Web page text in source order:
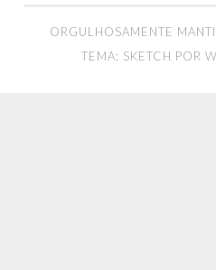
ORGULHOSAMENTE
TEMA: SKETCH POR